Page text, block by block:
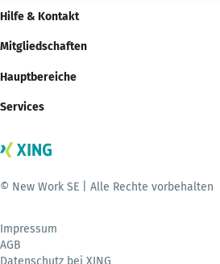
Hilfe & Kontakt
Mitgliedschaften
Hauptbereiche
Services
© New Work SE | Alle Rechte vorbehalten
Impressum
AGB
Datenschutz bei XING